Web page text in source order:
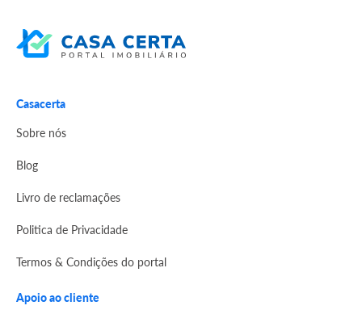
Casacerta
Sobre nós
Blog
Livro de reclamações
Politica de Privacidade
Termos & Condições do portal
Apoio ao cliente